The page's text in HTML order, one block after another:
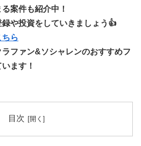
案件も紹介中！
や投資をしていきましょう👍
ら
ファン&ソシャレンのおすすめフ
ます！
目次